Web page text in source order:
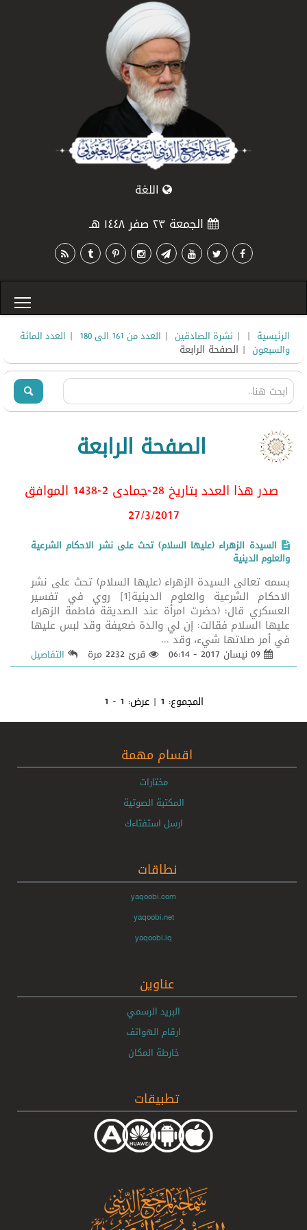
اللغة
الجمعة ٢٣ صفر ١٤٤٨ هـ
الرئيسية |
| نشرة الصادقين | العدد من 161 الى 180 | العدد المائة
والسبعون | الصفحة الرابعة
الصفحة الرابعة
صدر هذا العدد بتاريخ 28-جمادى 2-1438 الموافق
27/3/2017
السيدة الزهراء (عليها السلام) تحث على نشر الاحكام الشرعية
والعلوم الدينية
بسمه تعالى السيدة الزهراء (عليها السلام) تحث على نشر
الاحكام الشرعية والعلوم الدينية[1] روي في تفسير
العسكري قال: (حضرت امرأة عند الصديقة فاطمة الزهراء
عليها السلام فقالت: إن لي والدة ضعيفة وقد لبس عليها
في أمر صلاتها شي‏ء، وقد ...
قرئ 2232 مرة التفاصيل
المجموع: 1 | عرض: 1 - 1
اقسام مهمة
مختارات
المكتبة الصوتية
ارسل استفتاءك
نطاقات
yaqoobi.com
yaqoobi.net
yaqoobi.iq
عناوين
البريد الرسمي
ارقام الهواتف
خارطة المكان
تطبيقات